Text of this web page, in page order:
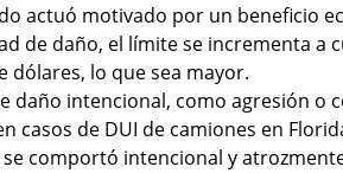
actuó motivado por un beneficio
de daño, el límite se incrementa a
dólares, lo que sea mayor.
daño intencional, como agresión
casos de DUI de camiones en
comportó intencional y